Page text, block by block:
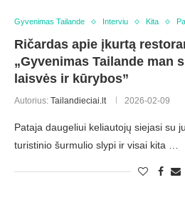
Gyvenimas Tailande Interviu Kita
Ričardas apie įkurtą
„Gyvenimas Tailande man
laisvės ir kūrybos”
Autorius: Tailandieciai.lt 2026-02-09
Pataja daugeliui keliautojų siejasi su
turistinio šurmulio slypi ir visai kita …